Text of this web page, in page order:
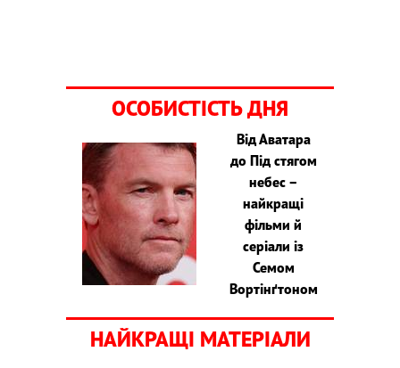
ОСОБИСТІСТЬ ДНЯ
Від Аватара
до Під стягом
небес –
найкращі
фільми й
серіали із
Семом
Вортінґтоном
НАЙКРАЩІ МАТЕРІАЛИ